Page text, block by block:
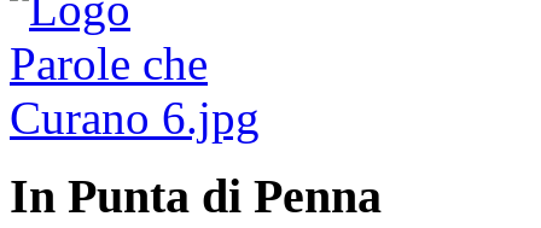
In Punta di Penna